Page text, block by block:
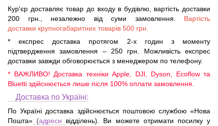
Кур'єр доставляє товар до входу в будівлю, вартість доставки
200 грн., незалежно від суми замовлення. Вартість
доставки крупногабаритних товарів 500 грн.
* експрес доставка протягом 2-х годин з моменту
підтвердження замовлення – 250 грн. Можливість експрес
доставки завжди обговорюється з менеджером по телефону.
* ВАЖЛИВО! Доставка техніки Apple, DJI, Dyson, Ecoflow та
Bluetti здійснюється лише після 100% оплати замовлення.
Доставка по Україні:
По Україні доставка здійснюється поштовою службою «Нова
Пошта» (адреси
відділень). Ви можете отримати посилку у